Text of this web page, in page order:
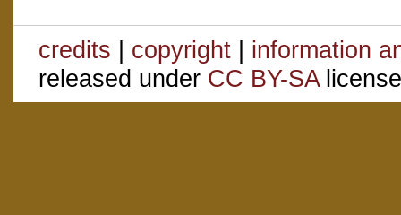
credits | copyright | information
released under CC BY-SA